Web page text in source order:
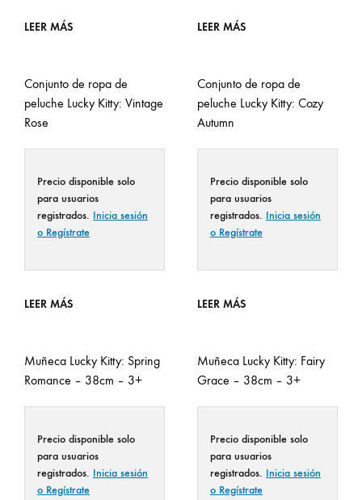
LEER MÁS LEER MÁS
Conjunto de ropa de
peluche Lucky Kitty: Vintage
Rose
Precio disponible solo
para usuarios
registrados. Inicia sesión
o Regístrate
LEER MÁS
Conjunto de ropa de
peluche Lucky Kitty: Cozy
Autumn
Precio disponible solo
para usuarios
registrados. Inicia sesión
o Regístrate
LEER MÁS
Muñeca Lucky Kitty: Spring
Romance – 38cm – 3+
Precio disponible solo
para usuarios
registrados. Inicia sesión
o Regístrate
Muñeca Lucky Kitty: Fairy
Grace – 38cm – 3+
Precio disponible solo
para usuarios
registrados. Inicia sesión
o Regístrate